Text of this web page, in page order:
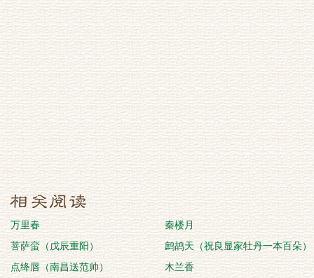
万里春
秦楼月
菩萨蛮（戊辰重阳）
鹧鸪天（祝良显家牡丹一本百朵）
点绛唇（南昌送范帅）
木兰香